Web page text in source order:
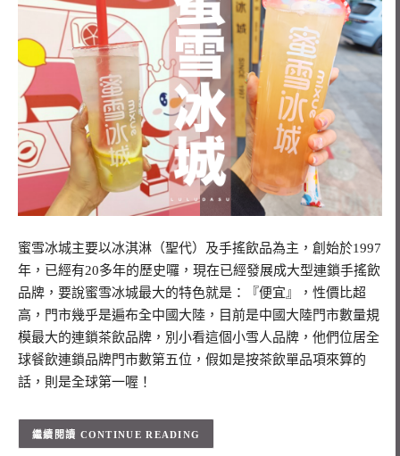
蜜雪冰城主要以冰淇淋（聖代）及手搖飲品為主，創始於1997
年，已經有20多年的歷史囉，現在已經發展成大型連鎖手搖飲
品牌，要說蜜雪冰城最大的特色就是：『便宜』，性價比超
高，門市幾乎是遍布全中國大陸，目前是中國大陸門市數量規
模最大的連鎖茶飲品牌，別小看這個小雪人品牌，他們位居全
球餐飲連鎖品牌門市數第五位，假如是按茶飲單品項來算的
話，則是全球第一喔！
CONTINUE READING